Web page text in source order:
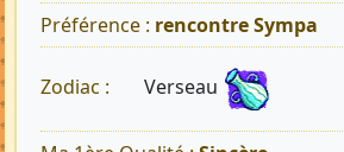
Préférence : rencontre Sympa
Zodiac : Verseau